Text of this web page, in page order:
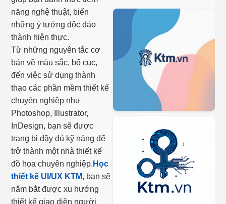
năng nghệ thuật, biến
những ý tưởng độc đáo
thành hiện thực.
Từ những nguyên tắc cơ
bản về màu sắc, bố cục,
đến việc sử dụng thành
thạo các phần mềm thiết kế
chuyên nghiệp như
Photoshop, Illustrator,
InDesign, bạn sẽ được
trang bị đầy đủ kỹ năng để
trở thành một nhà thiết kế
đồ họa chuyên nghiệp. Học
thiết kế UI/UX KTM, bạn sẽ
nắm bắt được xu hướng
thiết kế giao diện người